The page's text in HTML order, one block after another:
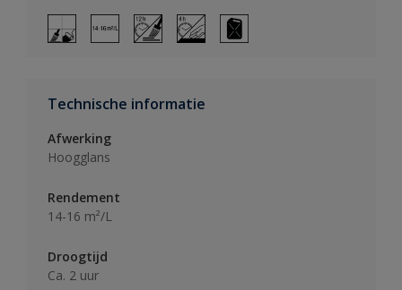
Technische informatie
Afwerking
Hoogglans
Rendement
14-16 m²/L
Droogtijd
Ca. 2 uur